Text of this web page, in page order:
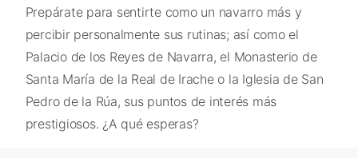
Prepárate para sentirte como un navarro más y
percibir personalmente sus rutinas; así como el
Palacio de los Reyes de Navarra, el Monasterio de
Santa María de la Real de Irache o la Iglesia de San
Pedro de la Rúa, sus puntos de interés más
prestigiosos. ¿A qué esperas?